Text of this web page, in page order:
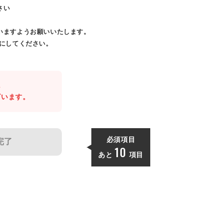
い
すようお願いいたします。
してください。
ます。
了 必須項目
あと 10 項目